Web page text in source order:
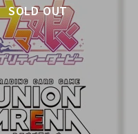
SOLD OUT